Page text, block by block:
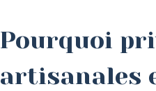
Pourquoi
artisanales